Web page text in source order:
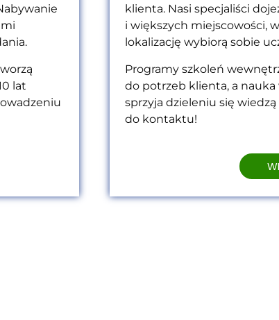
lat
klienta. Nasi specjaliści
i większych miejscowości,
lokalizację wybiorą sobie
Programy szkoleń
do potrzeb klienta, a
sprzyja dzieleniu się
do kontaktu!